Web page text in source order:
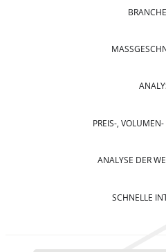
PREIS-,
ANALYSE DER
SCHNELLE